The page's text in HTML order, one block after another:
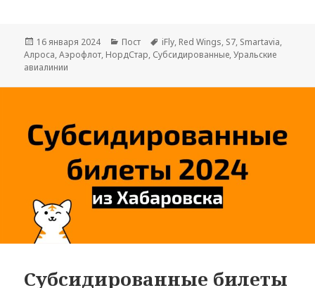
Опубликовано
16 января 2024 Рубрики
Пост Метки
iFly, Red Wings, S7, Smartavia,
Алроса,Аэрофлот, НордСтар, Субсидированные,Уральские
авиалинии
Субсидированные билеты